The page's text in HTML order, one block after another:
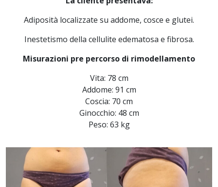
Adiposità localizzate su addome, cosce e glutei.
Inestetismo della cellulite edematosa e fibrosa.
Misurazioni pre percorso di rimodellamento
Vita: 78 cm
Addome: 91 cm
Coscia: 70 cm
Ginocchio: 48 cm
Peso: 63 kg